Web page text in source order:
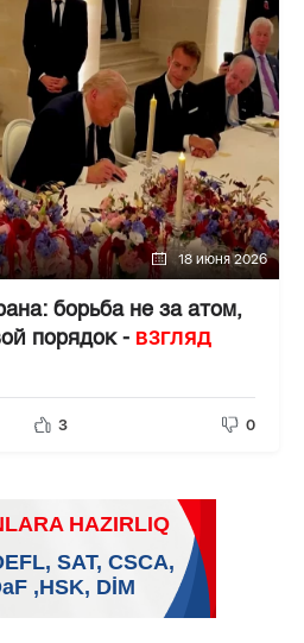
18 июня 2026
борьба не за атом,
порядок - ВЗГЛЯД
3 0